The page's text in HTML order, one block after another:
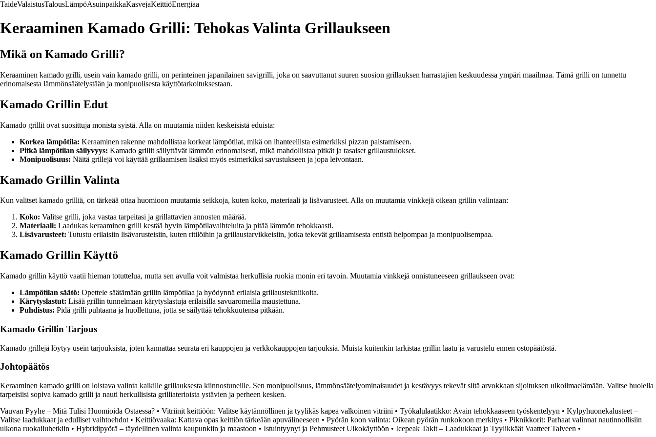
TaideValaistusTalousLämpöAsuinpaikkaKasvejaKeittiöEnergiaa
Keraaminen Kamado Grilli: Tehokas Valinta Grillaukseen
Mikä on Kamado Grilli?
Keraaminen kamado grilli, usein vain kamado grilli, on perinteinen japanilainen savigrilli, joka on saavuttanut suuren suosion grillauksen harrastajien keskuudessa ympäri maailmaa. Tämä grilli on tunnettu
erinomaisesta lämmönsäätelystään ja monipuolisesta käyttötarkoituksestaan.
Kamado Grillin Edut
Kamado grillit ovat suosittuja monista syistä. Alla on muutamia niiden keskeisistä eduista:
Korkea lämpötila: Keraaminen rakenne mahdollistaa korkeat lämpötilat, mikä on ihanteellista esimerkiksi pizzan paistamiseen.
Pitkä lämpötilan säilyvyys: Kamado grillit säilyttävät lämmön erinomaisesti, mikä mahdollistaa pitkät ja tasaiset grillaustulokset.
Monipuolisuus: Näitä grillejä voi käyttää grillaamisen lisäksi myös esimerkiksi savustukseen ja jopa leivontaan.
Kamado Grillin Valinta
Kun valitset kamado grilliä, on tärkeää ottaa huomioon muutamia seikkoja, kuten koko, materiaali ja lisävarusteet. Alla on muutamia vinkkejä oikean grillin valintaan:
Koko: Valitse grilli, joka vastaa tarpeitasi ja grillattavien annosten määrää.
Materiaali: Laadukas keraaminen grilli kestää hyvin lämpötilavaihteluita ja pitää lämmön tehokkaasti.
Lisävarusteet: Tutustu erilaisiin lisävarusteisiin, kuten ritilöihin ja grillaustarvikkeisiin, jotka tekevät grillaamisesta entistä helpompaa ja monipuolisempaa.
Kamado Grillin Käyttö
Kamado grillin käyttö vaatii hieman totuttelua, mutta sen avulla voit valmistaa herkullisia ruokia monin eri tavoin. Muutamia vinkkejä onnistuneeseen grillaukseen ovat:
Lämpötilan säätö: Opettele säätämään grillin lämpötilaa ja hyödynnä erilaisia grillaustekniikoita.
Kärytyslastut: Lisää grillin tunnelmaan kärytyslastuja erilaisilla savuaromeilla maustettuna.
Puhdistus: Pidä grilli puhtaana ja huollettuna, jotta se säilyttää tehokkuutensa pitkään.
Kamado Grillin Tarjous
Kamado grillejä löytyy usein tarjouksista, joten kannattaa seurata eri kauppojen ja verkkokauppojen tarjouksia. Muista kuitenkin tarkistaa grillin laatu ja varustelu ennen ostopäätöstä.
Johtopäätös
Keraaminen kamado grilli on loistava valinta kaikille grillauksesta kiinnostuneille. Sen monipuolisuus, lämmönsäätelyominaisuudet ja kestävyys tekevät siitä arvokkaan sijoituksen ulkoilmaelämään. Valitse huolella
tarpeisiisi sopiva kamado grilli ja nauti herkullisista grilliaterioista ystävien ja perheen kesken.
Vauvan Pyyhe – Mitä Tulisi Huomioida Ostaessa? • Vitriinit keittiöön: Valitse käytännöllinen ja tyylikäs kapea valkoinen vitriini • Työkalulaatikko: Avain tehokkaaseen työskentelyyn • Kylpyhuonekalusteet –
Valitse laadukkaat ja edulliset vaihtoehdot • Keittiövaaka: Kattava opas keittiön tärkeään apuvälineeseen • Pyörän koon valinta: Oikean pyörän runkokoon merkitys • Piknikkorit: Parhaat valinnat nautinnollisiin
ulkona ruokailuhetkiin • Hybridipyörä – täydellinen valinta kaupunkiin ja maastoon • Istuintyynyt ja Pehmusteet Ulkokäyttöön • Icepeak Takit – Laadukkaat ja Tyylikkäät Vaatteet Talveen •